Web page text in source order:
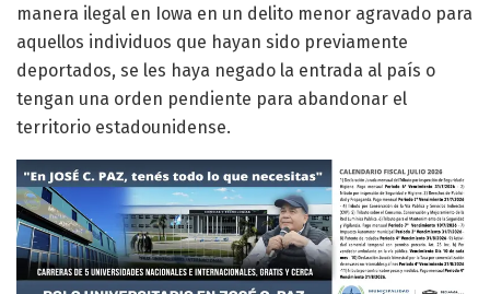
manera ilegal en Iowa en un delito menor agravado para
aquellos individuos que hayan sido previamente
deportados, se les haya negado la entrada al país o
tengan una orden pendiente para abandonar el
territorio estadounidense.